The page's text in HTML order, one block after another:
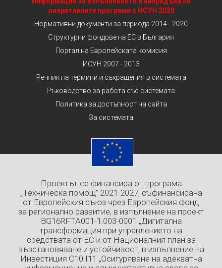
оперативните програми с ИСУН 2020
Нормативни документи за периода 2014 - 2020
Структурни фондове на ЕС в България
Портал на Европейската комисия
ИСУН 2007 - 2013
Речник на термини и съкращения в системата
Ръководство за работа със системата
Политика за достъпност на сайта
За системата
Проектът се финансира от програма
„Техническа помощ” 2021-2027, съфинансирана
от Европейския съюз чрез Европейския фонд
за регионално развитие, в изпълнение на проект
BG16RFTA001-1.003-0001 „Дигитална
трансформация при управлението на
средствата от ЕС и от Националния план за
възстановяване и устойчивост, в изпълнение на
Инвестиция C10.I11 „Осигуряване на адекватна